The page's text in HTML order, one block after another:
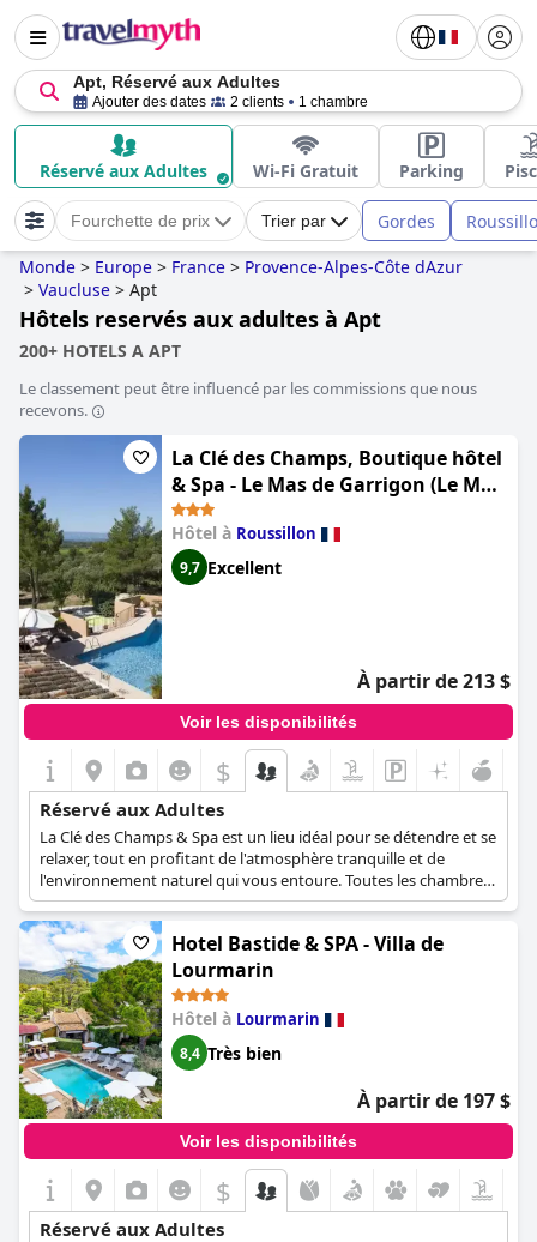
Apt, Réservé aux Adultes
Ajouter des dates 2 clients 1 chambre
Réservé aux Adultes Wi-Fi Gratuit Parking
Fourchette de prix Trier par Gordes
Monde > Europe > France > Provence-Alpes-Côte dAzur
> Vaucluse > Apt
Hôtels reservés aux adultes à Apt
200+ HOTELS A APT
Le classement peut être influencé par les commissions que nous
recevons.
La Clé des Champs, Boutique hôtel
& Spa - Le Mas de Garrigon (Le Mas
de Garrigon - Boutique Hôtel &
Spa)
Hôtel à Roussillon
9,7 Excellent
À partir de 213 $
Voir les disponibilités
$
Réservé aux Adultes
La Clé des Champs & Spa est un lieu idéal pour se détendre et se
relaxer, tout en profitant de l'atmosphère tranquille et de
l'environnement naturel qui vous entoure. Toutes les chambres
de cet hôtel sont confortables et élégamment aménagées, avec
une occupation maximale de deux adultes. L'hôtel dispose
également d'installations de spa et d'une piscine extérieure où
vous pourrez passer d'innombrables moments de détente. En
tant qu'établissement réservé aux adultes, La Clé des Champs &
Spa ne peut accueillir que des personnes âgées de plus de 16
ans.
Hotel Bastide & SPA - Villa de
Lourmarin
Hôtel à Lourmarin
8,4 Très bien
À partir de 197 $
Voir les disponibilités
$
Réservé aux Adultes